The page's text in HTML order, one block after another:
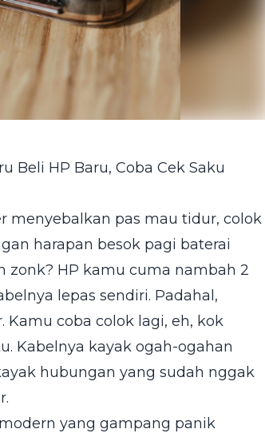
Beli HP Baru, Coba Cek Saku
menyebalkan pas mau tidur, colok
harapan besok pagi baterai
zonk? HP kamu cuma nambah 2
lepas sendiri. Padahal,
Kamu coba colok lagi, eh, kok
Kabelnya kayak ogah-ogahan
hubungan yang sudah nggak
yang gampang panik